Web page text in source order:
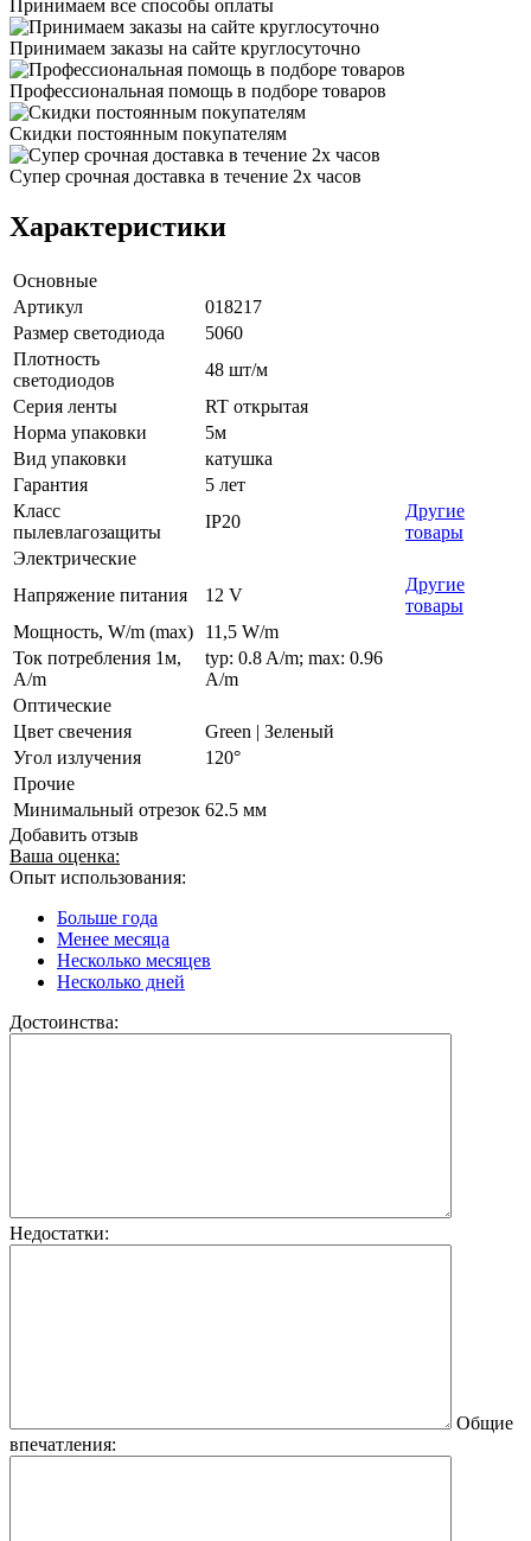
Принимаем все способы оплаты
Принимаем заказы на сайте круглосуточно
Профессиональная помощь в подборе товаров
Скидки постоянным покупателям
Супер срочная доставка в течение 2х часов
Характеристики
Основные
Артикул
018217
Размер светодиода
5060
Плотность
светодиодов
48 шт/м
Серия ленты
RT открытая
Норма упаковки
5м
Вид упаковки
катушка
Гарантия
5 лет
Класс
пылевлагозащиты
IP20
Другие
товары
Электрические
Напряжение питания
12 V
Другие
товары
Мощность, W/m (max)
11,5 W/m
Ток потребления 1м,
A/m
typ: 0.8 A/m; max: 0.96
A/m
Оптические
Цвет свечения
Green | Зеленый
Угол излучения
120°
Прочие
Минимальный отрезок 62.5 мм
Добавить отзыв
Ваша оценка:
Опыт использования:
Больше года
Менее месяца
Несколько месяцев
Несколько дней
Достоинства:
Недостатки:
Общие
впечатления: